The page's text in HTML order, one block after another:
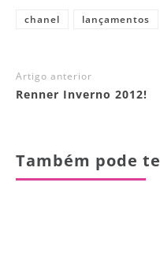
chanel lançamentos
Artigo anterior
Renner Inverno 2012!
Também pode